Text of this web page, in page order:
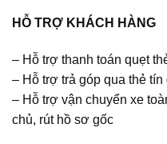
HỖ TRỢ KHÁCH HÀNG
– Hỗ trợ thanh toán quẹt
– Hỗ trợ trả góp qua thẻ tín
– Hỗ trợ vận chuyển xe
chủ, rút hồ sơ gốc